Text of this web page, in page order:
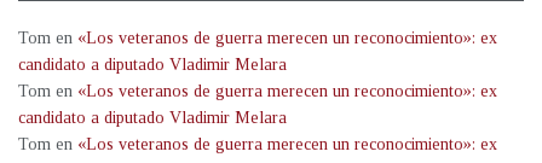
Tom en «Los veteranos de guerra merecen un reconocimiento»: ex
candidato a diputado Vladimir Melara
Tom en «Los veteranos de guerra merecen un reconocimiento»: ex
candidato a diputado Vladimir Melara
Tom en «Los veteranos de guerra merecen un reconocimiento»: ex